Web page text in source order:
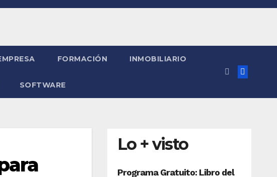
FORMACIÓN INMOBILIARIO
SOFTWARE
Lo + visto